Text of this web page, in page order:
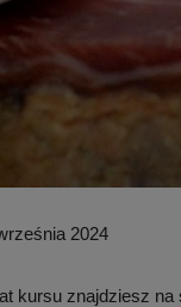
2024
kursu znajdziesz na